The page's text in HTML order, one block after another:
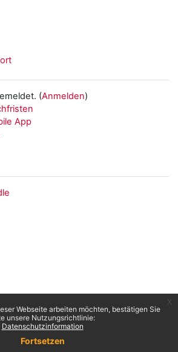
(Anmelden)
App
Webseite arbeiten möchten, bestätigen Sie
unsere Nutzungsrichtlinie:
Datenschutzinformation
Fortsetzen